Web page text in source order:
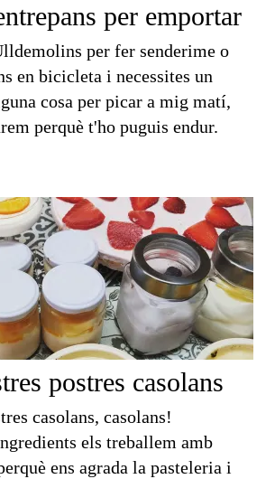
per emportar
per fer senderime o
en bicicleta i necessites un
cosa per picar a mig matí,
perquè t'ho puguis endur.
postres casolans
casolans, casolans!
els treballem amb
ens agrada la pasteleria i